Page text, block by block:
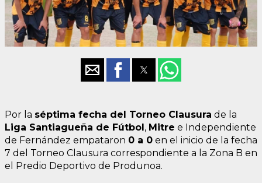
Por la séptima fecha del Torneo Clausura de la
Liga Santiagueña de Fútbol, Mitre e Independiente
de Fernández empataron 0 a 0 en el inicio de la fecha
7 del Torneo Clausura correspondiente a la Zona B en
el Predio Deportivo de Produnoa.